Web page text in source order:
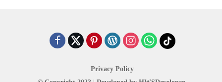
Privacy Policy